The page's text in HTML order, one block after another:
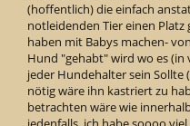
(hoffentlich) die einfach
notleidenden Tier einen
haben mit Babys machen-
Hund "gehabt" wird wo es
jeder Hundehalter sein Sollte
nötig wäre ihn kastriert zu
betrachten wäre wie